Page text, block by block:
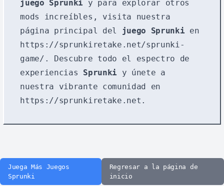
juego Sprunki y para explorar otros
mods increíbles, visita nuestra
página principal del
juego Sprunki en
https://sprunkiretake.net/sprunki-
game/ . Descubre todo el espectro de
experiencias Sprunki y únete a
nuestra vibrante comunidad en
https://sprunkiretake.net .
Juega Más Juegos
Sprunki
Regresar a la página de
inicio